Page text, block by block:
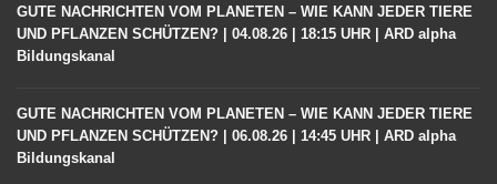
GUTE NACHRICHTEN VOM PLANETEN – WIE KANN JEDER TIERE
UND PFLANZEN SCHÜTZEN? | 04.08.26 | 18:15 UHR | ARD alpha
Bildungskanal
GUTE NACHRICHTEN VOM PLANETEN – WIE KANN JEDER TIERE
UND PFLANZEN SCHÜTZEN? | 06.08.26 | 14:45 UHR | ARD alpha
Bildungskanal